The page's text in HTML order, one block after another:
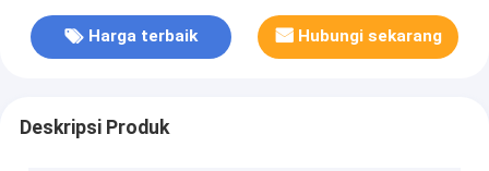
Harga terbaik Hubungi sekarang
Deskripsi Produk